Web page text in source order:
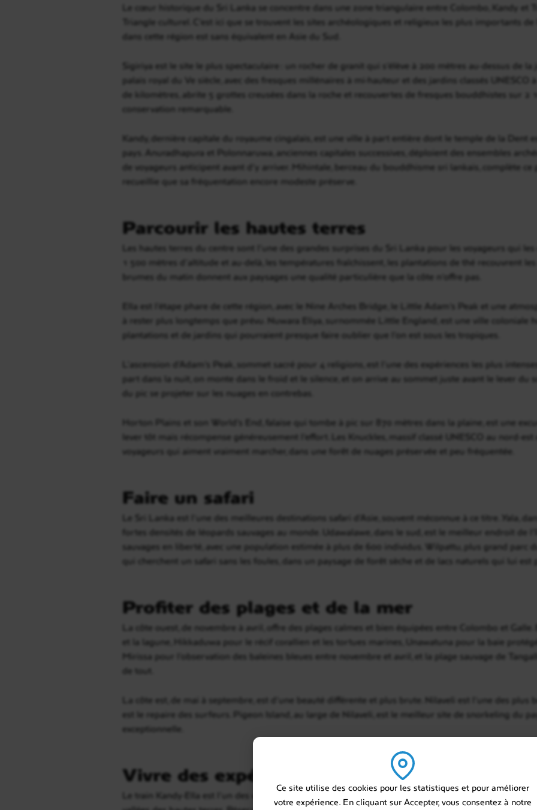
Ce site utilise des cookies pour les statistiques et pour améliorer
votre expérience. En cliquant sur Accepter, vous consentez à notre
Le cœur historique du Sri Lanka se concentre dans une zone triangulaire entre Colombo, Kandy et
Triangle culturel. C’est ici que se trouvent les sites archéologiques et religieux les plus importants
dans cette région est sans équivalent en Asie du Sud.
Sigiriya est le site le plus spectaculaire : un rocher de granit qui s’élève à 200 mètres au-dessus de
palais royal du Ve siècle, avec des fresques millénaires à mi-hauteur et des jardins classés UNESCO
de kilomètres, abrite 5 grottes creusées dans la roche et recouvertes de fresques bouddhistes sur 2
conservation remarquable.
Kandy, dernière capitale du royaume cingalais, est une ville à part entière dont le temple de la Dent
pays. Anuradhapura et Polonnaruwa, anciennes capitales successives, déploient des ensembles
de voyageurs anticipent avant d’y arriver. Mihintale, berceau du bouddhisme sri lankais, complète
recueillie que sa fréquentation encore modeste préserve.
Parcourir les hautes terres
Les hautes terres du centre sont l’une des grandes surprises du Sri Lanka pour les voyageurs qui
1 500 mètres d’altitude et au-delà, les températures fraîchissent, les plantations de thé recouvrent
brumes du matin donnent aux paysages une qualité particulière que la côte n’offre pas.
Ella est l’étape phare de cette région, avec le Nine Arches Bridge, le Little Adam’s Peak et une
à rester plus longtemps que prévu. Nuwara Eliya, surnommée Little England, est une ville coloniale
plantations et de jardins qui pourraient presque faire oublier que l’on est sous les tropiques.
L’ascension d’Adam’s Peak, sommet sacré pour 4 religions, est l’une des expériences les plus
part dans la nuit, on monte dans le froid et le silence, et on arrive au sommet juste avant le lever
du pic se projeter sur les nuages en contrebas.
Horton Plains et son World’s End, falaise qui tombe à pic sur 870 mètres dans la plaine, est une
lever tôt mais récompense généreusement l’effort. Les Knuckles, massif classé UNESCO au nord-est
voyageurs qui aiment vraiment marcher, dans une forêt de nuages préservée et peu fréquentée.
Faire un safari
Le Sri Lanka est l’une des meilleures destinations safari d’Asie, souvent méconnue à ce titre. Yala,
fortes densités de léopards sauvages au monde. Udawalawe, dans le sud, est le meilleur endroit de
sauvages en liberté, avec une population estimée à plus de 600 individus. Wilpattu, plus grand parc
qui cherchent un safari sans les foules, dans un paysage de forêt sèche et de lacs naturels qui lui est
Profiter des plages et de la mer
La côte ouest, de novembre à avril, offre des plages calmes et bien équipées entre Colombo et
et la lagune, Hikkaduwa pour le récif corallien et les tortues marines, Unawatuna pour la baie
Mirissa pour l’observation des baleines bleues entre novembre et avril, et la plage sauvage de
de tout.
La côte est, de mai à septembre, est d’une beauté différente et plus brute. Nilaveli est l’une des plus
est le repaire des surfeurs. Pigeon Island, au large de Nilaveli, est le meilleur site de snorkeling du
exceptionnelle.
Vivre des expériences hors des sentiers
Le train Kandy-Ella est l’un des voyages ferroviaires les plus beaux d’Asie, sur une ligne qui